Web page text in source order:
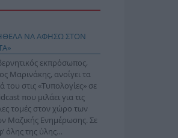
ΝΑ ΑΦΗΣΩ ΣΤΟΝ
εκπρόσωπος,
Μαρινάκης, ανοίγει τα
του στις «Τυπολογίες» σε
που μιλάει για τις
τομές στον χώρο των
Μαζικής Ενημέρωσης. Σε
όλης της ύλης